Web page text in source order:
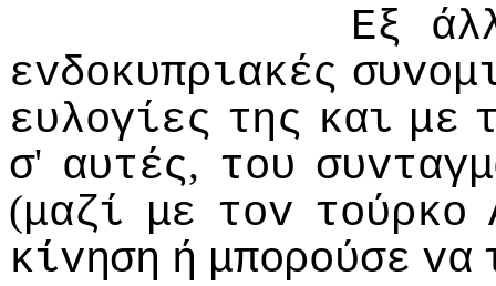
Εξ
εvδoκυπριακές
ευλoγίες της και με
σ' αυτές, τoυ
(μαζί με τov τoύρκo
κίvηση ή μπoρoύσε vα